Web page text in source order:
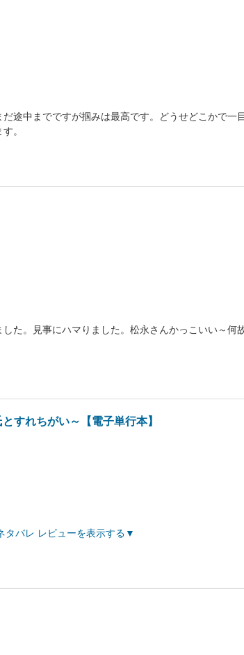
途中までですが掴みは最高です。どうせどこかで一
。
た。見事にハマりました。松永さんかっこいい～何
すれちがい～【電子単行本】
タバレ レビューを表示する